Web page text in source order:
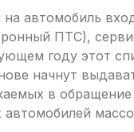
автомобиль
ПТС),
году этот
начнут
в обращение
автомобилей